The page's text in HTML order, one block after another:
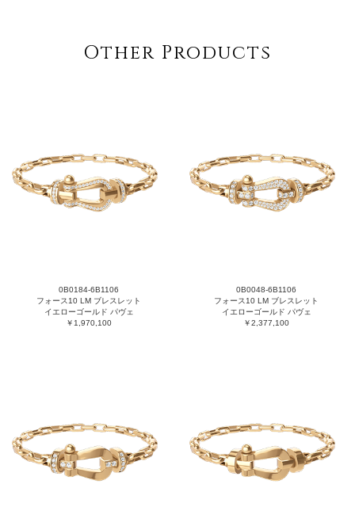
Other Products
0B0184-6B1106
フォース10 LM ブレスレット
イエローゴールド パヴェ
￥1,970,100
0B0048-6B1106
フォース10 LM ブレスレット
イエローゴールド パヴェ
￥2,377,100